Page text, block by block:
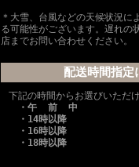
＊大雪、台風などの天候状況に
る可能性がございます。遅れの
店までお問い合わせください。
配送時間指定
下記の時間からお選びいただ
・午 前 中
・14時以降
・16時以降
・18時以降